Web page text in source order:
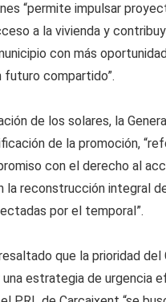
“permite impulsar
a la vivienda y
con más
futuro compartido”.
de los solares, la
de la promoción,
con el derecho al
la reconstrucción integral
por el temporal”.
que la prioridad del
estrategia de urgencia